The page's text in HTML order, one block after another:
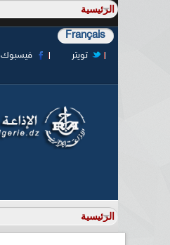
Français
فيسبوك
تويتر